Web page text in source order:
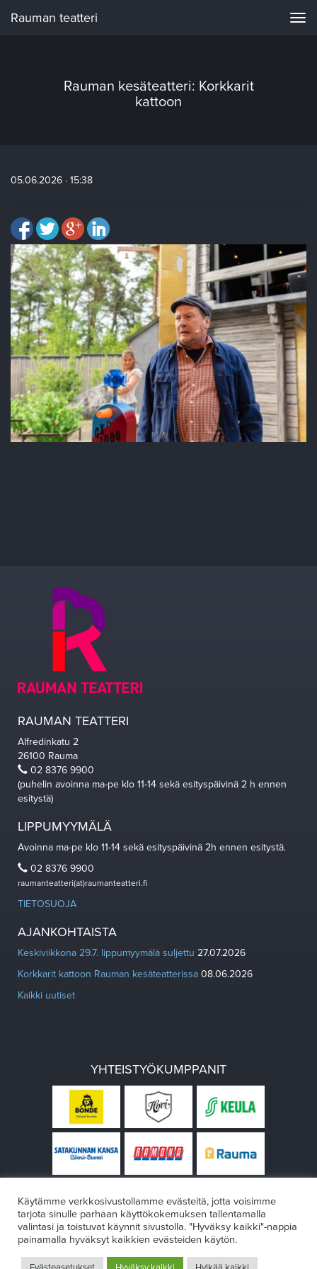
Rauman teatteri
Rauman kesäteatteri: Korkkarit
kattoon
05.06.2026 · 15:38
RAUMAN TEATTERI
Alfredinkatu 2
26100 Rauma
02 8376 9900
(puhelin avoinna ma-pe klo 11-14 sekä esityspäivinä 2 h ennen
esitystä)
LIPPUMYYMÄLÄ
Avoinna ma-pe klo 11-14 sekä esityspäivinä 2h ennen esitystä.
02 8376 9900
raumanteatteri(at)raumanteatteri.fi
TIETOSUOJA
AJANKOHTAISTA
Keskiviikkona 29.7. lippumyymälä suljettu 27.07.2026
Korkkarit kattoon Rauman kesäteatterissa 08.06.2026
Kaikki uutiset
YHTEISTYÖKUMPPANIT
Käytämme verkkosivustollamme evästeitä, jotta voisimme
tarjota sinulle parhaan käyttökokemuksen tallentamalla
valintasi ja toistuvat käynnit sivustolla. "Hyväksy kaikki"-nappia
painamalla hyväksyt kaikkien evästeiden käytön.